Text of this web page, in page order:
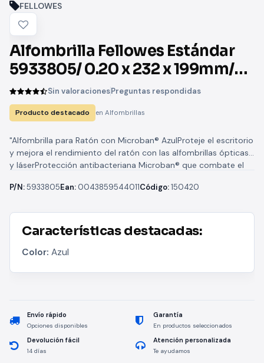
FELLOWES
Alfombrilla Fellowes Estándar
5933805/ 0.20 x 232 x 199mm/
Azul Sin valoracionesPreguntas respondidas
Producto destacado en Alfombrillas
"Alfombrilla para Ratón con Microban® AzulProteje el escritorio
y mejora el rendimiento del ratón con las alfombrillas ópticas
y láserProtección antibacteriana Microban® que combate el
P/N:5933805Ean: 0043859544011Código:150420
Características destacadas:
Color: Azul
Envío rápido
Opciones disponibles
Garantía
En productos seleccionados
Devolución fácil
14 días
Atención personalizada
Te ayudamos